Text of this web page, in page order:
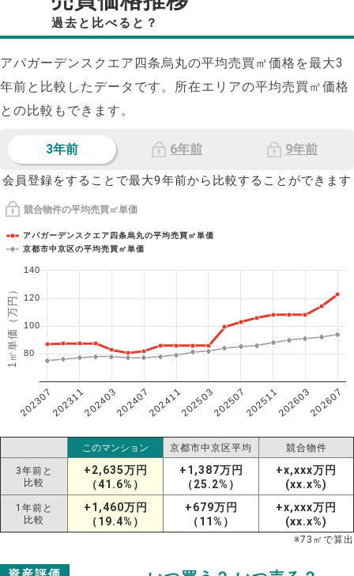
過去と比べると？
アパガーデンスクエア四条烏丸の平均売買㎡価格を最大3
年前と比較したデータです。所在エリアの平均売買㎡価格
との比較もできます。
3年前 6年前 9年前
会員登録をすることで最大9年前から比較することができます
競合物件の平均売買㎡単価
1㎡単価（万円）
アパガーデンスクエア四条烏丸の平均売買㎡単価
京都市中京区の平均売買㎡単価
202307202311202403202407202411202503202507202511202603202607
80
100
120
140
このマンション 京都市中京区平均 競合物件
3年前と
比較
+2,635万円
（41.6%）
+1,387万円
（25.2%）
+x,xxx万円
(xx.x%)
1年前と
比較
+1,460万円
（19.4%）
+679万円
（11%）
+x,xxx万円
(xx.x%)
※73 ㎡で算出